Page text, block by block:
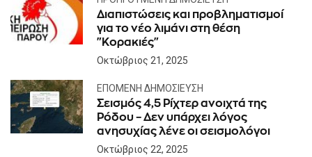
Διαπιστώσεις και προβληματισμοί
για το νέο λιμάνι στη θέση
"Κορακιές"
Οκτώβριος 21, 2025
ΕΠΌΜΕΝΗ ΔΗΜΟΣΊΕΥΣΗ
Σεισμός 4,5 Ρίχτερ ανοιχτά της
Ρόδου – Δεν υπάρχει λόγος
ανησυχίας λένε οι σεισμολόγοι
Οκτώβριος 22, 2025